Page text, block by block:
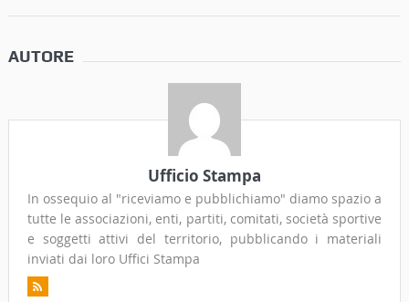
AUTORE
Ufficio Stampa
In ossequio al "riceviamo e pubblichiamo" diamo spazio a
tutte le associazioni, enti, partiti, comitati, società sportive
e soggetti attivi del territorio, pubblicando i materiali
inviati dai loro Uffici Stampa